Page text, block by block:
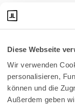
Diese Webseite
Wir verwenden
personalisieren,
können und die
Außerdem geben